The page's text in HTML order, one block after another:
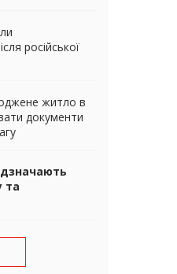
російської
житло в
документи
та